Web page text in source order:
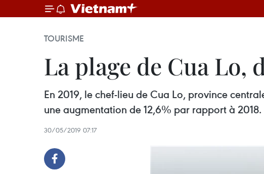
TOURISME
La plage de Cua
En 2019, le chef-lieu de Cua Lo, province
une augmentation de 12,6% par rapport à 2018.
30/05/2019 07:17